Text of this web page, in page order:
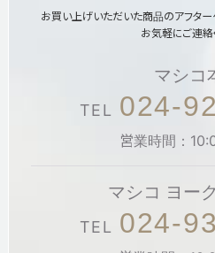
お買い上げいただいた商品のアフター
お気軽にご連絡
マシコ
TEL 024-
営業時間：
マシコ ヨー
TEL 024-